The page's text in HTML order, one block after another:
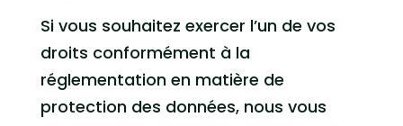
Si vous souhaitez exercer l’un de vos
droits conformément à la
réglementation en matière de
protection des données, nous vous